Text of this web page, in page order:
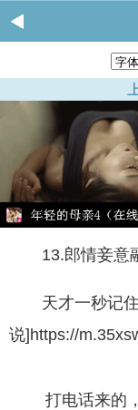
13.郎情妾意
天才一秒记
说]https://
打电话来的